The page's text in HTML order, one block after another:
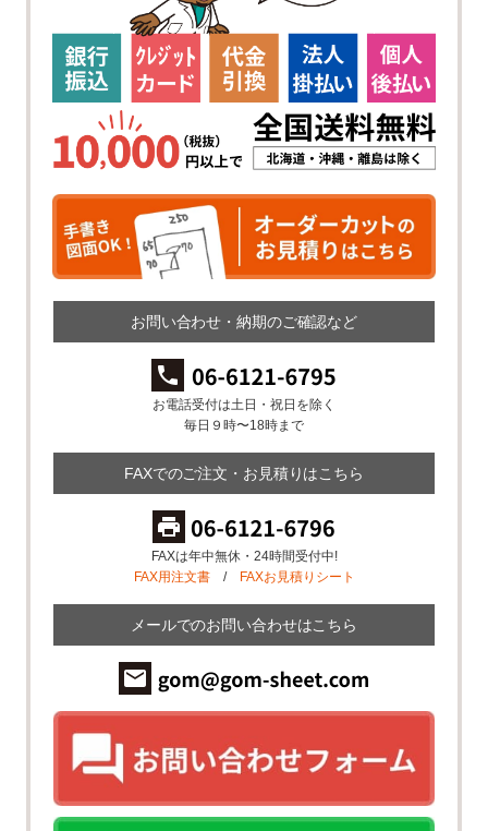
お問い合わせ・納期のご確認など
お電話受付は土日・祝日を除く
毎日９時〜18時まで
FAXでのご注文・お見積りはこちら
FAXは年中無休・24時間受付中!
FAX用注文書/ FAXお見積りシート
メールでのお問い合わせはこちら